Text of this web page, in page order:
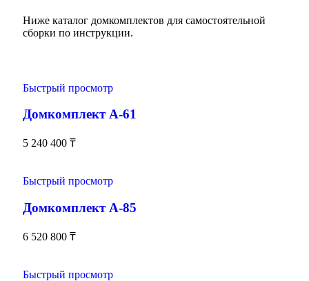
Ниже каталог домкомплектов для самостоятельной
сборки по инструкции.
Быстрый просмотр
Домкомплект А-61
5 240 400 ₸
Быстрый просмотр
Домкомплект А-85
6 520 800 ₸
Быстрый просмотр